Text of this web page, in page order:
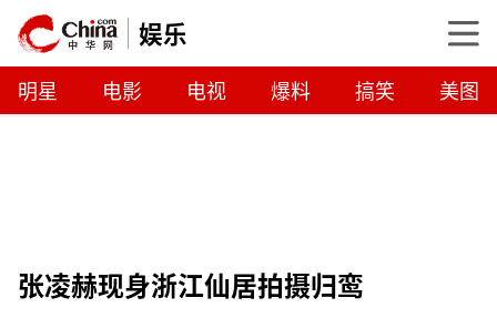
娱乐
明星 电影 电视 爆料 搞笑 美图
张凌赫现身浙江仙居拍摄归鸾